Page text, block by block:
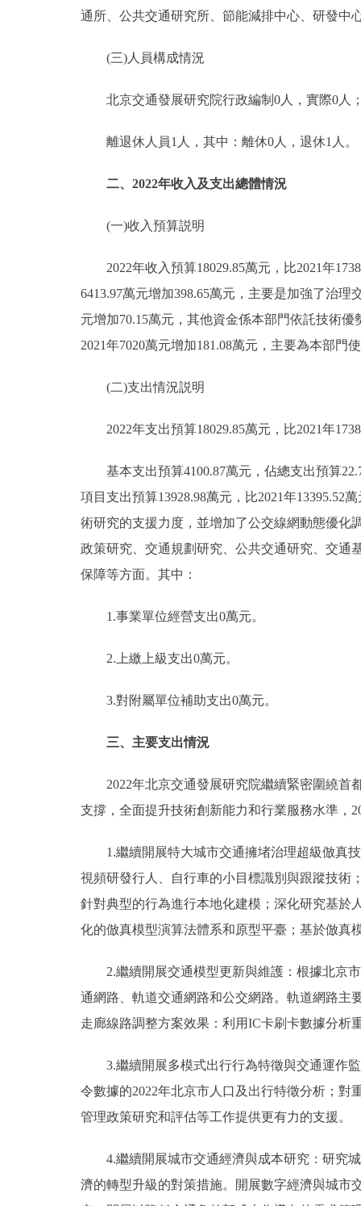
通所、公共交通研究所、節能減排中心、研發中
(三)人員構成情況
北京交通發展研究院行政編制0人，實際0人；
離退休人員1人，其中：離休0人，退休1人。
二、2022年收入及支出總體情況
(一)收入預算説明
2022年收入預算18029.85萬元，比2021年
6413.97萬元增加398.65萬元，主要是加強了治
元增加70.15萬元，其他資金係本部門依託技術
2021年7020萬元增加181.08萬元，主要為本部門
(二)支出情況説明
2022年支出預算18029.85萬元，比2021年
基本支出預算4100.87萬元，佔總支出預算
項目支出預算13928.98萬元，比2021年13395.52
術研究的支援力度，並增加了公交線網動態優化
政策研究、交通規劃研究、公共交通研究、交通
保障等方面。其中：
1.事業單位經營支出0萬元。
2.上繳上級支出0萬元。
3.對附屬單位補助支出0萬元。
三、主要支出情況
2022年北京交通發展研究院繼續緊密圍繞首
支撐，全面提升技術創新能力和行業服務水準，
1.繼續開展特大城市交通擁堵治理超級倣真技
視頻研發行人、自行車的小目標識別與跟蹤技術
針對典型的行為進行本地化建模；深化研究基於
化的倣真模型演算法體系和原型平臺；基於倣真
2.繼續開展交通模型更新與維護：根據北京市
通網路、軌道交通網路和公交網路。軌道網路主
走廊線路調整方案效果：利用IC卡刷卡數據分析
3.繼續開展多模式出行行為特徵與交通運作監
令數據的2022年北京市人口及出行特徵分析；
管理政策研究和評估等工作提供更有力的支援。
4.繼續開展城市交通經濟與成本研究：研究城
濟的轉型升級的對策措施。開展數字經濟與城市